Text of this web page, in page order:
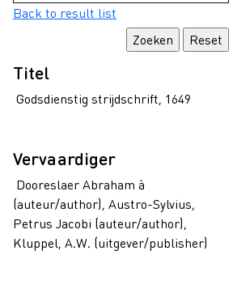
Back to result list
Titel
Godsdienstig strijdschrift, 1649
Vervaardiger
Dooreslaer Abraham à
(auteur/author), Austro-Sylvius,
Petrus Jacobi (auteur/author),
Kluppel, A.W. (uitgever/publisher)